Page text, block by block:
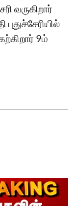
வருகிறார்
9ம்